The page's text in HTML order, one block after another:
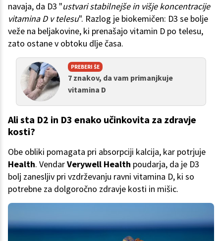
navaja, da D3 "ustvari stabilnejše in višje koncentracije
vitamina D v telesu". Razlog je biokemičen: D3 se bolje
veže na beljakovine, ki prenašajo vitamin D po telesu,
zato ostane v obtoku dlje časa.
PREBERI ŠE
7 znakov, da vam primanjkuje
vitamina D
Ali sta D2 in D3 enako učinkovita za zdravje
kosti?
Obe obliki pomagata pri absorpciji kalcija, kar potrjuje
Health. VendarVerywell Health poudarja, da je D3
bolj zanesljiv pri vzdrževanju ravni vitamina D, ki so
potrebne za dolgoročno zdravje kosti in mišic.